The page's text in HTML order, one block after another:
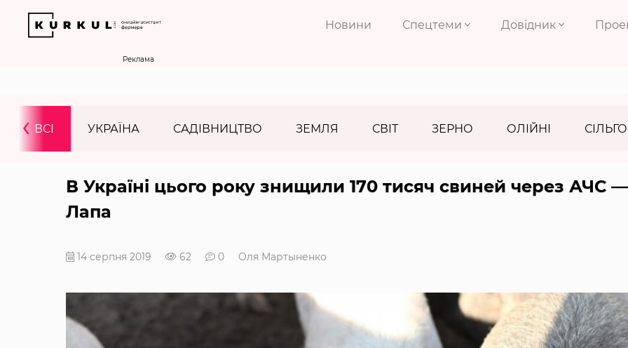
Новини Спецтеми Довідник
Реклама
ВСІ УКРАЇНА САДІВНИЦТВО ЗЕМЛЯ СВІТ ЗЕРНО ОЛІЙНІ
‹
В Україні цього року знищили 170 тисяч свиней через АЧС —
Лапа
14 серпня 2019 62 0 Оля Мартыненко